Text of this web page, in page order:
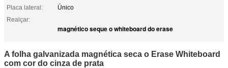
Placa lateral:
Único
Realçar:
magnético seque o whiteboard do erase
A folha galvanizada magnética seca o Erase Whiteboard
com cor do cinza de prata